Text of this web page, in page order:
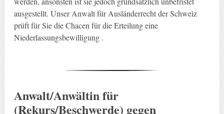
ausgestellt. Unser Anwalt für Ausländerrecht der Schweiz
prüft für Sie die Chacen für die Erteilung eine
Niederlassungsbewilligung .
Anwalt/Anwältin für
(Rekurs/Beschwerde) gegen